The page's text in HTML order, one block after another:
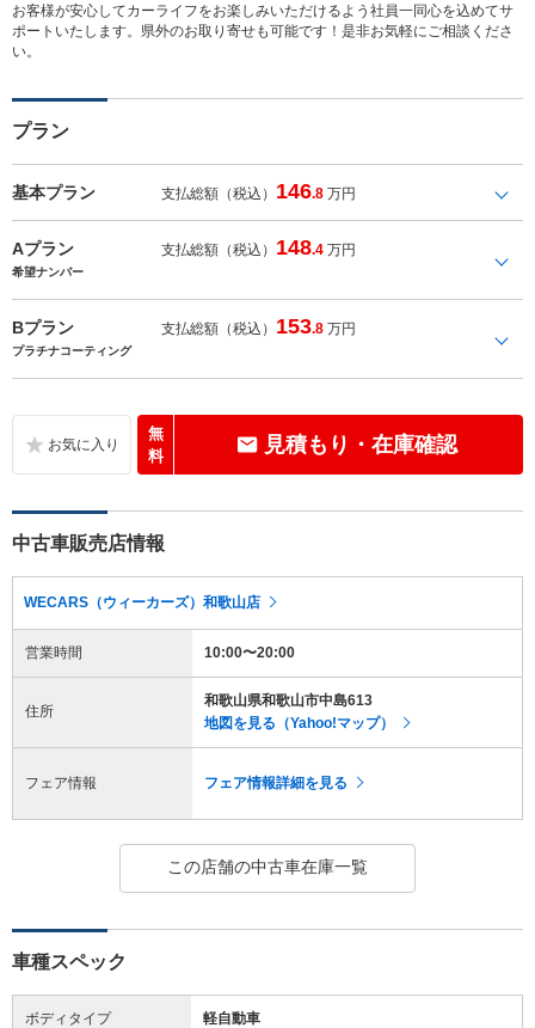
お客様が安心してカーライフをお楽しみいただけるよう社員一同心を込めてサ
ポートいたします。県外のお取り寄せも可能です！是非お気軽にご相談くださ
い。
プラン
基本プラン 支払総額（税込） 146.8 万円
Aプラン 支払総額（税込） 148.4 万円
希望ナンバー
Bプラン 支払総額（税込） 153.8 万円
プラチナコーティング
無
料
見積もり・在庫確認
中古車販売店情報
WECARS（ウィーカーズ）和歌山店
営業時間 10:00〜20:00
住所
和歌山県和歌山市中島613
地図を見る（Yahoo!マップ）
フェア情報 フェア情報詳細を見る
この店舗の中古車在庫一覧
車種スペック
ボディタイプ 軽自動車